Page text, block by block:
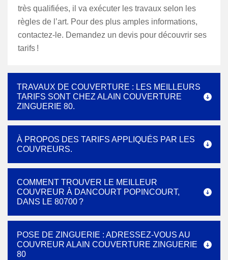
très qualifiées, il va exécuter les travaux selon les
règles de l’art. Pour des plus amples informations,
contactez-le. Demandez un devis pour découvrir ses
tarifs !
TRAVAUX DE COUVERTURE : LES MEILLEURS
TARIFS SONT CHEZ ALAIN COUVERTURE
ZINGUERIE 80.
À PROPOS DES TARIFS APPLIQUÉS PAR LES
COUVREURS.
COMMENT TROUVER LE MEILLEUR
COUVREUR À DANCOURT POPINCOURT,
DANS LE 80700 ?
POSE DE ZINGUERIE : ADRESSEZ-VOUS AU
COUVREUR ALAIN COUVERTURE ZINGUERIE
80